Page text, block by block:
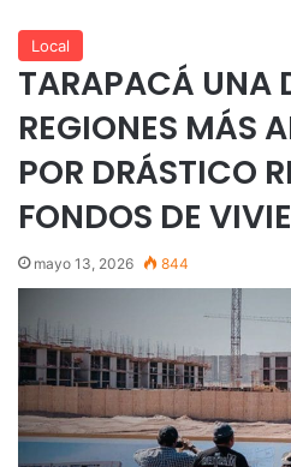
Local
TARAPACÁ UNA
REGIONES MÁS
POR DRÁSTICO
FONDOS DE
mayo 13, 2026 844